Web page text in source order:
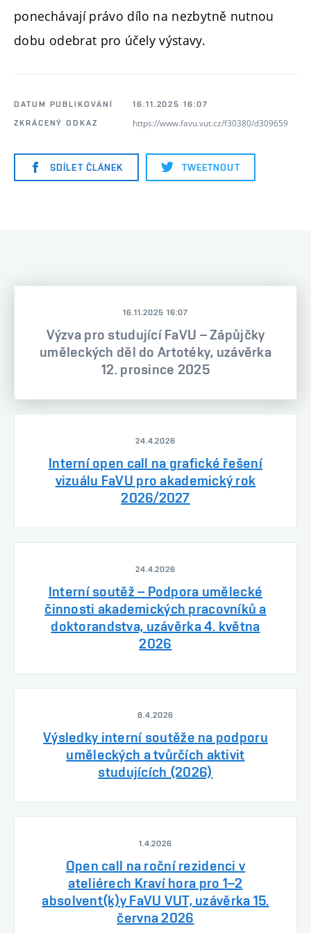
ponechávají právo dílo na nezbytně nutnou
dobu odebrat pro účely výstavy.
DATUM PUBLIKOVÁNÍ
16.11.2025 16:07
ZKRÁCENÝ ODKAZ
https://www.favu.vut.cz/f30380/d309659
SDÍLET ČLÁNEK TWEETNOUT
16.11.2025 16:07
Výzva pro studující FaVU – Zápůjčky
uměleckých děl do Artotéky, uzávěrka
12. prosince 2025
24.4.2026
Interní open call na grafické řešení
vizuálu FaVU pro akademický rok
2026/2027
24.4.2026
Interní soutěž – Podpora umělecké
činnosti akademických pracovníků a
doktorandstva, uzávěrka 4. května
2026
8.4.2026
Výsledky interní soutěže na podporu
uměleckých a tvůrčích aktivit
studujících (2026)
1.4.2026
Open call na roční rezidenci v
ateliérech Kraví hora pro 1–2
absolvent(k)y FaVU VUT, uzávěrka 15.
června 2026